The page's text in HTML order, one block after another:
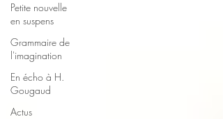
Petite nouvelle
en suspens
Grammaire de
l'imagination
En écho à H.
Gougaud
Actus